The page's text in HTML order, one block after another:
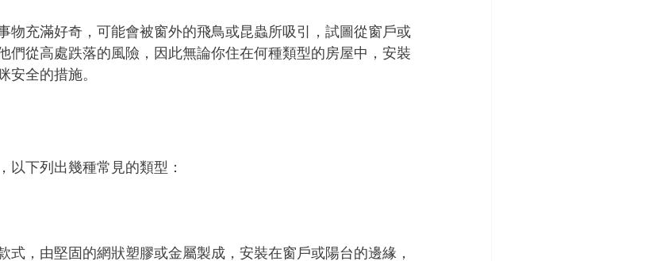
物充滿好奇，可能會被窗外的飛鳥或昆蟲所吸引，試圖從窗戶或
們從高處跌落的風險，因此無論你住在何種類型的房屋中，安裝
全的措施。
以下列出幾種常見的類型：
式，由堅固的網狀塑膠或金屬製成，安裝在窗戶或陽台的邊緣，